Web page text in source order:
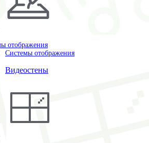
отображения
Системы отображения
Видеостены